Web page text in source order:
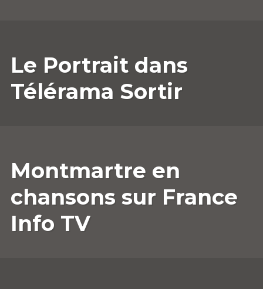
JUILLET
2023
UN
COMMENTAIRE
Le Portrait dans
Télérama Sortir
AVRIL
2023
UN
COMMENTAIRE
Montmartre en
chansons sur France
Info TV